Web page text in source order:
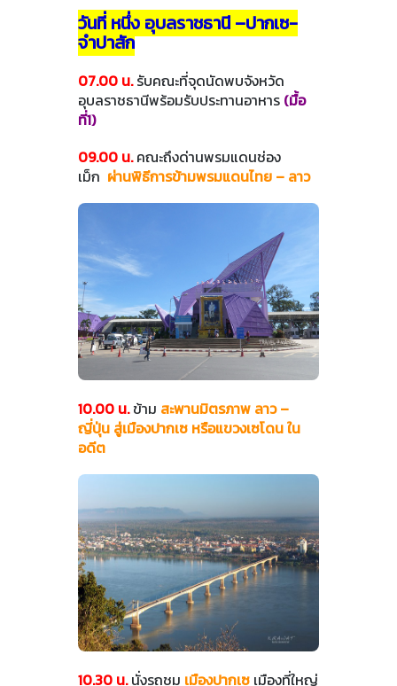
วันที่ หนึ่ง อุบลราชธานี –ปากเซ-
จำปาสัก
07.00 น.รับคณะที่จุดนัดพบจังหวัด
อุบลราชธานีพร้อมรับประทานอาหาร (มื้อ
ที่1)
09.00 น.คณะถึงด่านพรมแดนช่อง
เม็ก ผ่านพิธีการข้ามพรมแดนไทย – ลาว
10.00 น.ข้าม สะพานมิตรภาพ ลาว –
ญี่ปุ่น สู่เมืองปากเซ หรือแขวงเซโดน ใน
อดีต
10.30 น.นั่งรถชม เมืองปากเซ เมืองที่ใหญ่